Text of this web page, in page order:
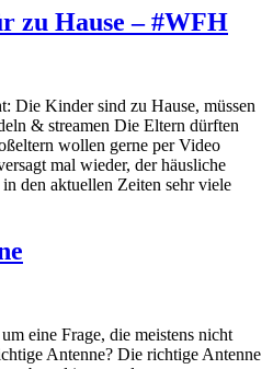
zu Hause – #WFH
Die Kinder sind zu Hause, müssen
& streamen Die Eltern dürften
wollen gerne per Video
mal wieder, der häusliche
den aktuellen Zeiten sehr viele
eine Frage, die meistens nicht
Antenne? Die richtige Antenne